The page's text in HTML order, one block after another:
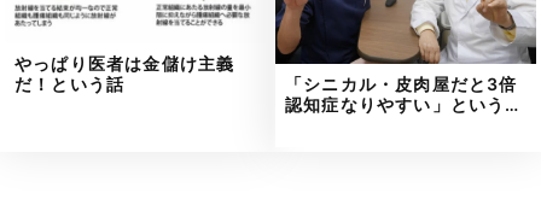
やっぱり医者は金儲け主義
だ！という話
「シニカル・皮肉屋だと3倍
認知症なりやすい」という…